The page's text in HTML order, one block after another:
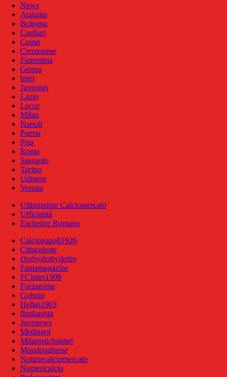
News
Atalanta
Bologna
Cagliari
Como
Cremonese
Fiorentina
Genoa
Inter
Juventus
Lazio
Lecce
Milan
Napoli
Parma
Pisa
Roma
Sassuolo
Torino
Udinese
Verona
Ultimissime Calciomercato
Ufficialità
Esclusive Romano
Calcionapoli1926
Cittaceleste
Derbyderbyderby
Fantamagazine
FCInter1908
Forzaroma
Golssip
Hellas1903
Ilmilanista
Juvenews
Mediagol
Milanistichannel
Mondoudinese
Notiziecalciomercato
Numericalcio